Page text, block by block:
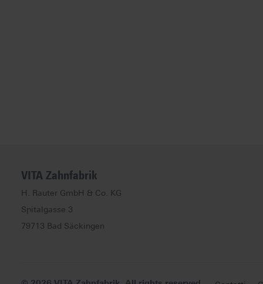
VITA Zahnfabrik
H. Rauter GmbH & Co. KG
Spitalgasse 3
79713 Bad Säckingen